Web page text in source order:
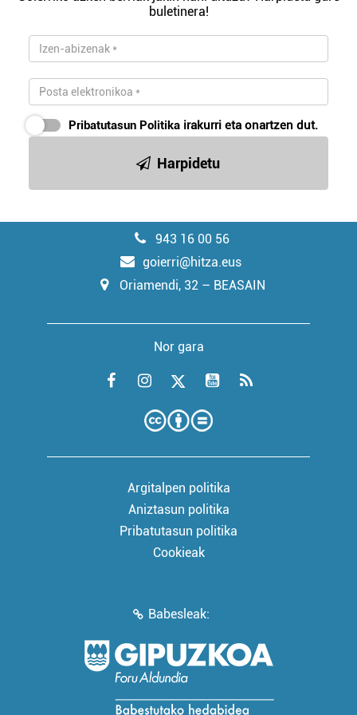
buletinera!
Pribatutasun Politika irakurri eta onartzen dut.
Harpidetu
943 16 00 56
goierri@hitza.eus
Oriamendi, 32 – BEASAIN
Nor gara
Argitalpen politika
Aniztasun politika
Pribatutasun politika
Cookieak
Babesleak: